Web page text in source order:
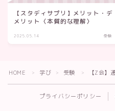
【スタディサプリ】メリット・デ
メリット〈本質的な理解〉
2025.05.14 受験
HOME ＞ 学び ＞ 受験 ＞ 【Z会】
プライバシーポリシー